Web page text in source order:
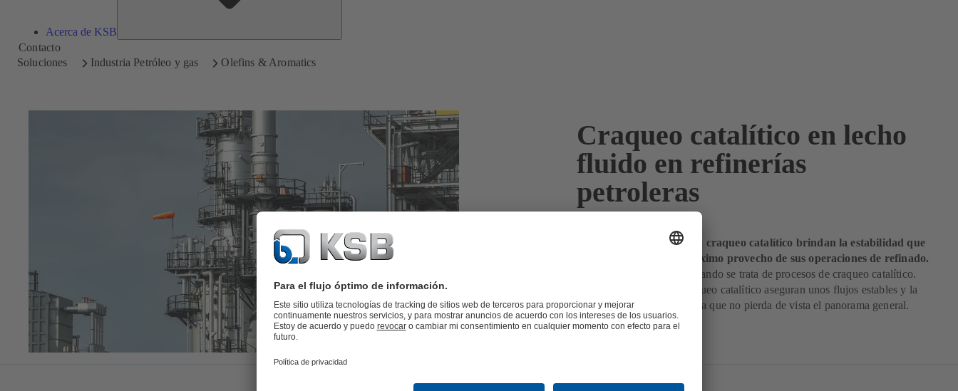
Acerca de KSB
Contacto
Soluciones
Industria Petróleo y gas Olefins & Aromatics
Craqueo catalítico en lecho
fluido en refinerías
petroleras
Las bombas de KSB para craqueo catalítico brindan la estabilidad que
necesita para sacar el máximo provecho de sus operaciones de refinado.
La consistencia es clave cuando se trata de procesos de craqueo catalítico.
Nuestras bombas para craqueo catalítico aseguran unos flujos estables y la
máxima disponibilidad, para que no pierda de vista el panorama general.